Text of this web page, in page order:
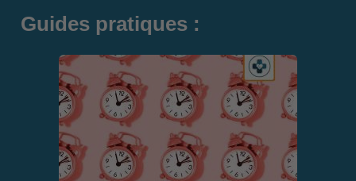
Guides pratiques :